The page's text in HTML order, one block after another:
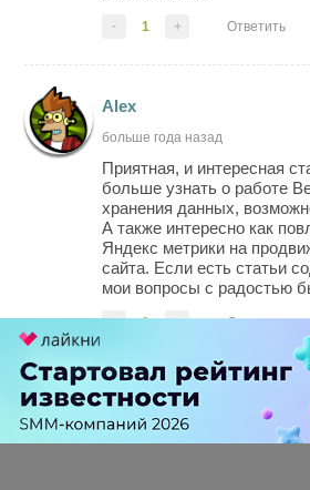
- 1 + Ответить
Alex
больше года назад
Приятная, и интересная
больше узнать о работе
хранения данных,
А также интересно как
Яндекс метрики на
сайта. Если есть статьи
мои вопросы с радостью
- 1 + Ответить